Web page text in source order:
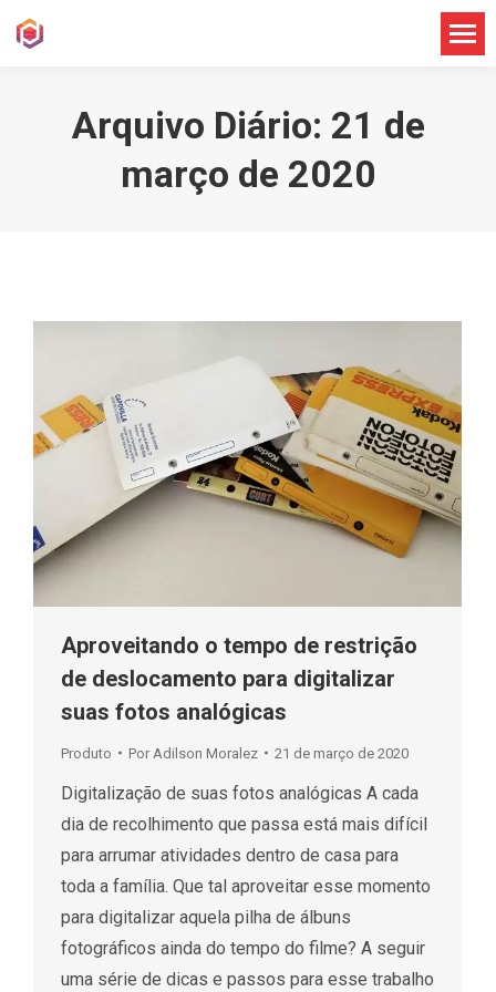
Arquivo Diário: 21 de
março de 2020
Aproveitando o tempo de restrição
de deslocamento para digitalizar
suas fotos analógicas
Produto Por Adilson Moralez 21 de março de 2020
Digitalização de suas fotos analógicas A cada
dia de recolhimento que passa está mais difícil
para arrumar atividades dentro de casa para
toda a família. Que tal aproveitar esse momento
para digitalizar aquela pilha de álbuns
fotográficos ainda do tempo do filme? A seguir
uma série de dicas e passos para esse trabalho